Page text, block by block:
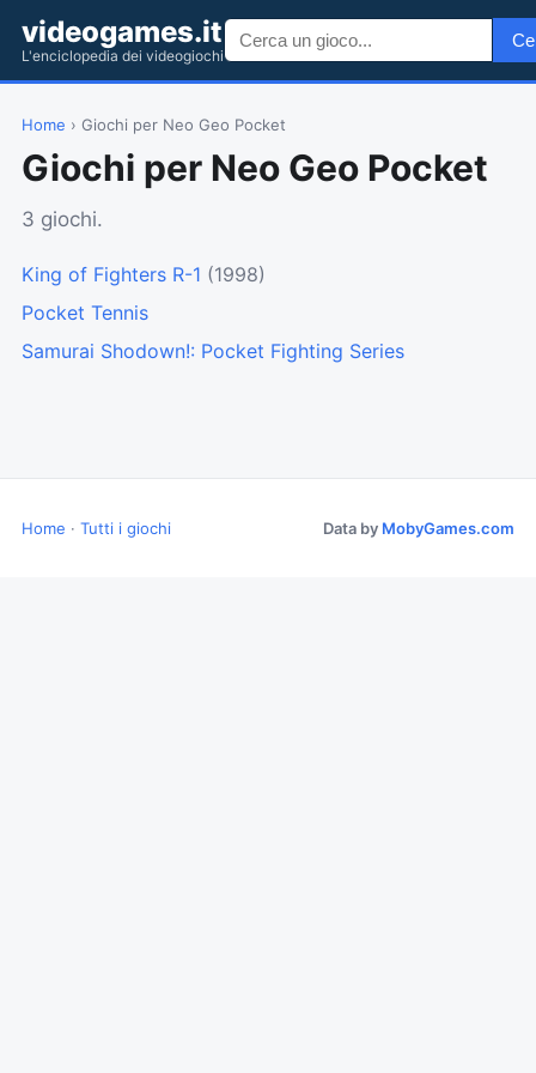
videogames.it
L'enciclopedia dei videogiochi
Home › Giochi per Neo Geo Pocket
Giochi per Neo Geo Pocket
3 giochi.
King of Fighters R-1 (1998)
Pocket Tennis
Samurai Shodown!: Pocket Fighting Series
Home · Tutti i giochi Data by MobyGames.com